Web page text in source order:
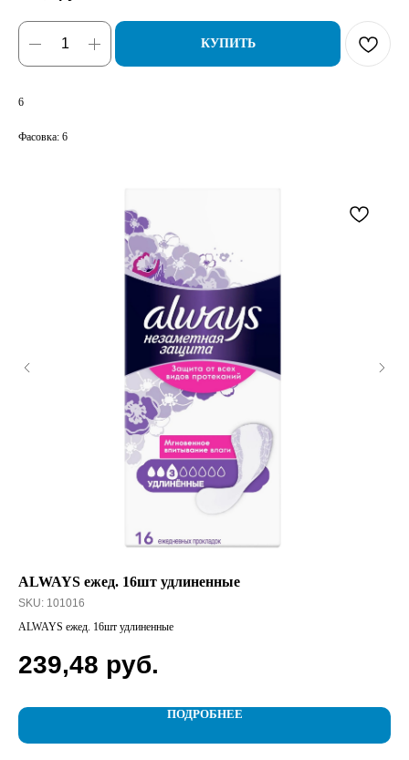
КУПИТЬ
6
Фасовка: 6
ALWAYS ежед. 16шт удлиненные
SKU: 101016
ALWAYS ежед. 16шт удлиненные
239,48 руб.
ПОДРОБНЕЕ